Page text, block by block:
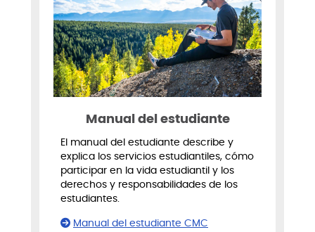
Manual del estudiante
El manual del estudiante describe y
explica los servicios estudiantiles, cómo
participar en la vida estudiantil y los
derechos y responsabilidades de los
estudiantes.
Manual del estudiante CMC